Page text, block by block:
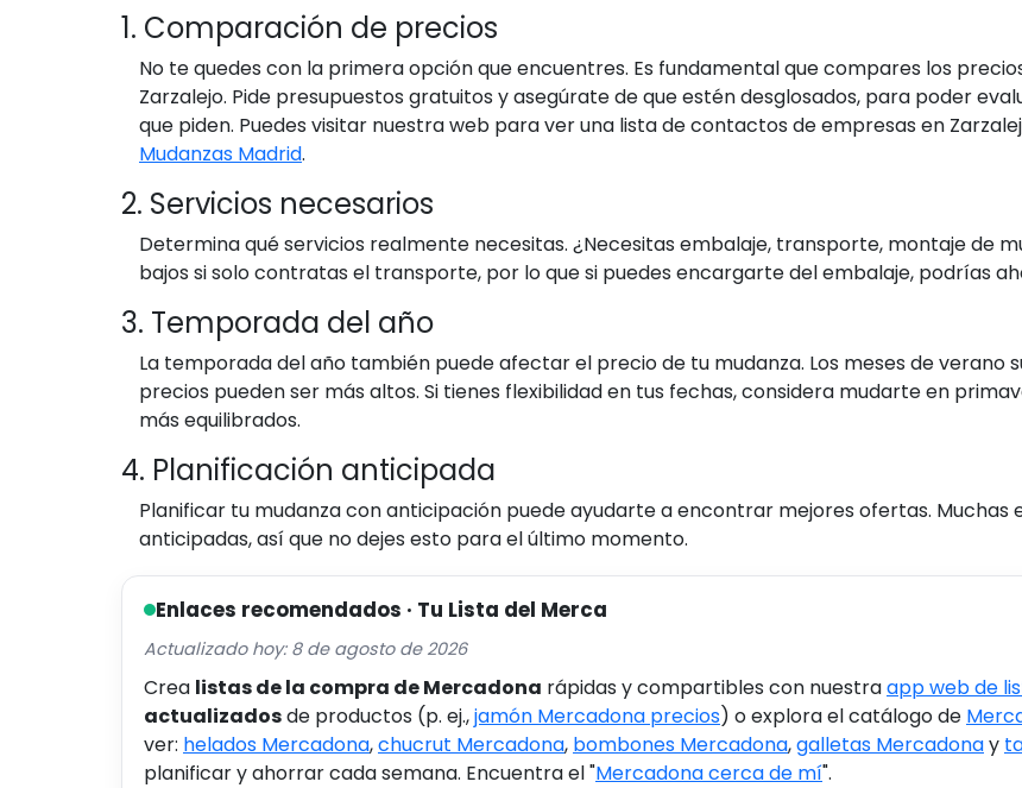
1. Comparación de precios
No te quedes con la primera opción que encuentres. Es fundamental que compares los
Zarzalejo. Pide presupuestos gratuitos y asegúrate de que estén desglosados, para poder
que piden. Puedes visitar nuestra web para ver una lista de contactos de empresas en
Mudanzas Madrid.
2. Servicios necesarios
Determina qué servicios realmente necesitas. ¿Necesitas embalaje, transporte, montaje de
bajos si solo contratas el transporte, por lo que si puedes encargarte del embalaje, podrías
3. Temporada del año
La temporada del año también puede afectar el precio de tu mudanza. Los meses de verano
precios pueden ser más altos. Si tienes flexibilidad en tus fechas, considera mudarte en
más equilibrados.
4. Planificación anticipada
Planificar tu mudanza con anticipación puede ayudarte a encontrar mejores ofertas.
anticipadas, así que no dejes esto para el último momento.
Enlaces recomendados · Tu Lista del Merca
Actualizado hoy: 8 de agosto de 2026
Crea listas de la compra de Mercadona rápidas y compartibles con nuestraapp web de
actualizadosde productos (p. ej.,jamón Mercadona precios) o explora el catálogo de
ver: helados Mercadona,chucrut Mercadona, bombones Mercadona,galletas Mercadonay
planificar y ahorrar cada semana. Encuentra el "Mercadona cerca de mí".